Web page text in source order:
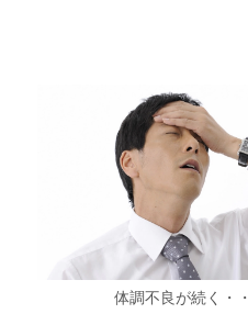
体調不良が続く・・